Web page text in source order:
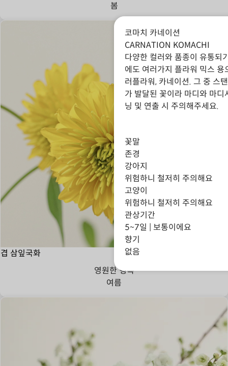
봄
겹 삼잎국화
영원한 행복
여름
코마치 카네이션
CARNATION KOMACHI
다양한 컬러와 품종이 유통되
에도 여러가지 플라워 믹스
러플라워, 카네이션. 그 중 스
가 발달된 꽃이라 마디와 마
닝 및 연출 시 주의해주세요.
꽃말
존경
강아지
위험하니 철저히 주의해요
고양이
위험하니 철저히 주의해요
관상기간
5~7일 | 보통이에요
향기
없음